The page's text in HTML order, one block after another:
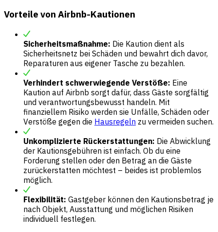
Vorteile von Airbnb-Kautionen
Sicherheitsmaßnahme: Die Kaution dient als
Sicherheitsnetz bei Schäden und bewahrt dich davor,
Reparaturen aus eigener Tasche zu bezahlen.
Verhindert schwerwiegende Verstöße: Eine
Kaution auf Airbnb sorgt dafür, dass Gäste sorgfältig
und verantwortungsbewusst handeln. Mit
finanziellem Risiko werden sie Unfälle, Schäden oder
Verstöße gegen die Hausregeln zu vermeiden suchen.
Unkomplizierte Rückerstattungen: Die Abwicklung
der Kautionsgebühren ist einfach. Ob du eine
Forderung stellen oder den Betrag an die Gäste
zurückerstatten möchtest – beides ist problemlos
möglich.
Flexibilität: Gastgeber können den Kautionsbetrag je
nach Objekt, Ausstattung und möglichen Risiken
individuell festlegen.